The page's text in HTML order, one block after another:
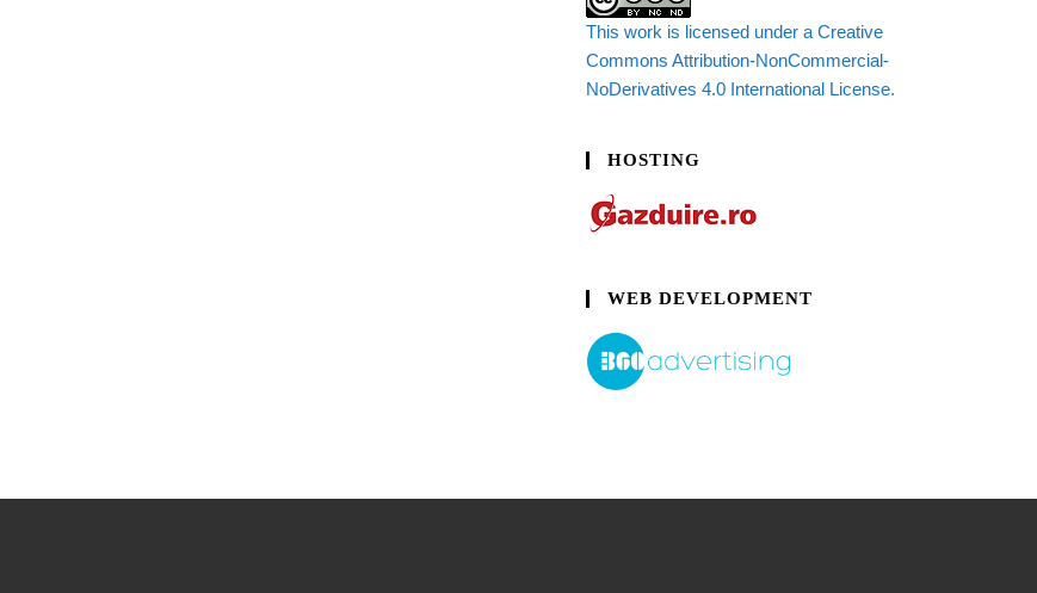
This work is licensed under a Creative
Commons Attribution-NonCommercial-
NoDerivatives 4.0 International License.
HOSTING
WEB DEVELOPMENT